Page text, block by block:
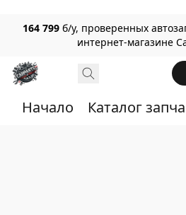
164 799 б/у, проверенных
интернет-магазине
Начало Каталог